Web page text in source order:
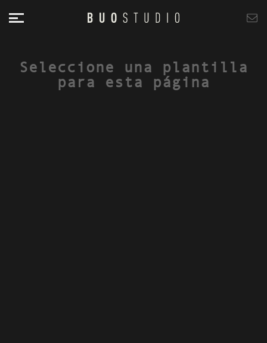
Seleccione una plantilla
para esta página